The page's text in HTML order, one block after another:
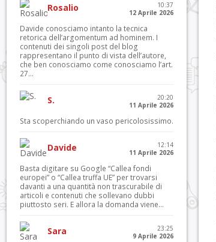
Rosalio
10:37
12 Aprile 2026
Davide conosciamo intanto la tecnica
retorica dell’argomentum ad hominem. I
contenuti dei singoli post del blog
rappresentano il punto di vista dell’autore,
che ben conosciamo come conosciamo l’art.
27...
S.
20:20
11 Aprile 2026
Sta scoperchiando un vaso pericolosissimo.
Davide
12:14
11 Aprile 2026
Basta digitare su Google “Callea fondi
europei” o “Callea truffa UE” per trovarsi
davanti a una quantità non trascurabile di
articoli e contenuti che sollevano dubbi
piuttosto seri. E allora la domanda viene...
Sara
23:25
9 Aprile 2026